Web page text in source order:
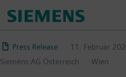
zum
Press Release
11. Februar
Siemens AG Österreich
Wien